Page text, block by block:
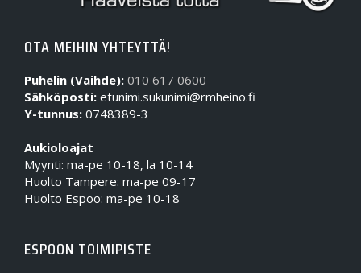
OTA MEIHIN YHTEYTTÄ!
Puhelin (Vaihde): 010 617 0600
Sähköposti: etunimi.sukunimi@rmheino.fi
Y-tunnus: 0748389-3
Aukioloajat
Myynti: ma-pe 10-18, la 10-14
Huolto Tampere: ma-pe 09-17
Huolto Espoo: ma-pe 10-18
ESPOON TOIMIPISTE